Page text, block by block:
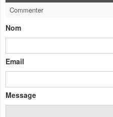
Commenter
Nom
Email
Message